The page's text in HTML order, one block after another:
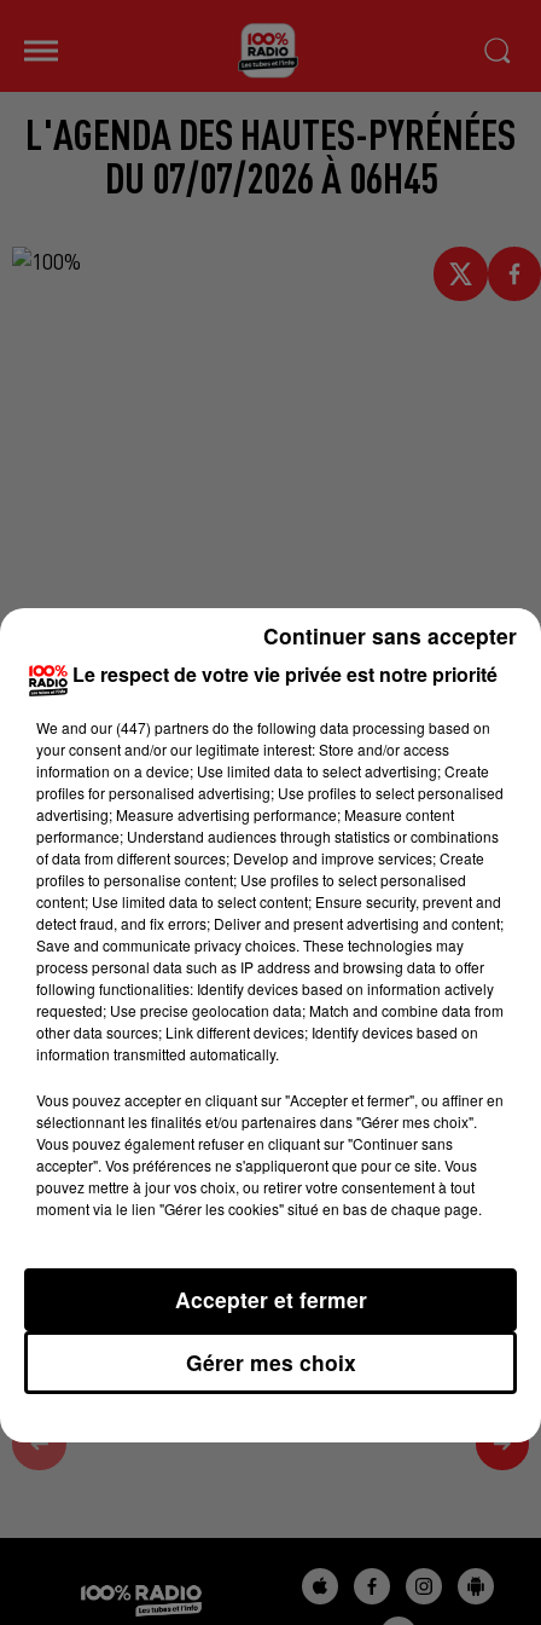
L'AGENDA DES HAUTES-PYRÉNÉES
DU 07/07/2026 À 06H45
Lecture (1 min 14 sec)
100%
L'agenda des Hautes-Pyrénées du 07/07/2026 à
7 juillet 2026 - 1 min 14 sec
L'AGENDA DES HAUTES-PYRÉNÉES DU
07/07/2026 À 06H45
L'agenda des Hautes-Pyrénées
Le respect de votre vie privée est notre priorité
We and our (447) partnersdo the following data processing based on
your consent and/or our legitimate interest: Store and/or access
information on a device; Use limited data to select advertising; Create
profiles for personalised advertising; Use profiles to select personalised
advertising; Measure advertising performance; Measure content
performance; Understand audiences through statistics or combinations
of data from different sources; Develop and improve services; Create
profiles to personalise content; Use profiles to select personalised
content; Use limited data to select content; Ensure security, prevent and
detect fraud, and fix errors; Deliver and present advertising and content;
Save and communicate privacy choices. These technologies may
process personal data such as IP address and browsing data to offer
following functionalities: Identify devices based on information actively
requested; Use precise geolocation data; Match and combine data from
other data sources; Link different devices; Identify devices based on
information transmitted automatically.
Vous pouvez accepter en cliquant sur "Accepter et fermer", ou affiner en
sélectionnant les finalités et/ou partenaires dans "Gérer mes choix".
Vous pouvez également refuser en cliquant sur "Continuer sans
accepter". Vos préférences ne s'appliqueront que pour ce site. Vous
pouvez mettre à jour vos choix, ou retirer votre consentement à tout
moment via le lien "Gérer les cookies" situé en bas de chaque page.
Gérer mes choix
Accepter et fermer
Continuer sans accepter